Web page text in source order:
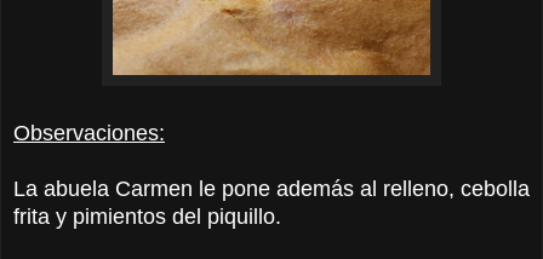
Observaciones:
La abuela Carmen le pone además al relleno, cebolla
frita y pimientos del piquillo.